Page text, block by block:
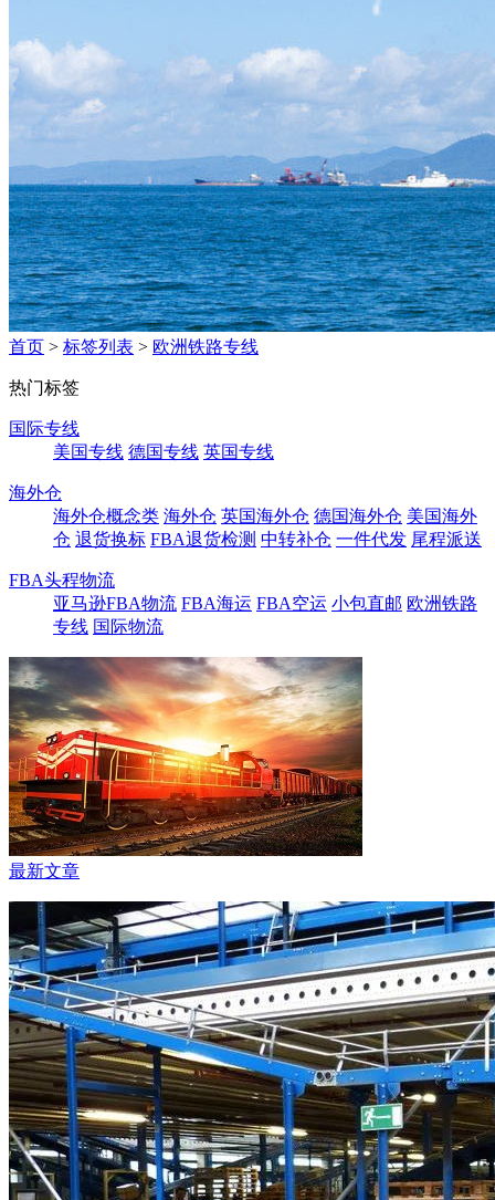
首页 > 标签列表 > 欧洲铁路专线
热门标签
国际专线
美国专线 德国专线 英国专线
海外仓
海外仓概念类 海外仓 英国海外仓 德国海外仓 美国海外
仓 退货换标 FBA退货检测 中转补仓 一件代发 尾程派送
FBA头程物流
亚马逊FBA物流 FBA海运 FBA空运 小包直邮 欧洲铁路
专线 国际物流
最新文章